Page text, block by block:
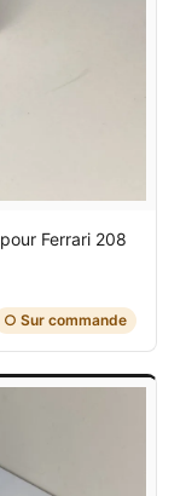
pour Ferrari 208
○ Sur commande